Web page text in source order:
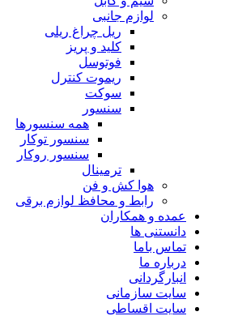
لوازم جانبی
ریل چراغ ریلی
کلید و پریز
فوتوسل
ریموت کنترل
سوکت
سنسور
همه سنسورها
سنسور توکار
سنسور روکار
ترمینال
هوا کش و فن
رابط و محافظ لوازم برقی
عمده و همکاران
دانستنی ها
تماس باما
درباره ما
انبارگردانی
سایت سازمانی
سایت اقساطی